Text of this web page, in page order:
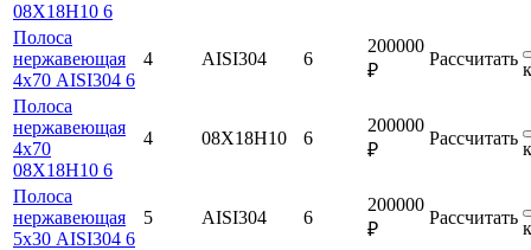
08Х18Н10 6
Полоса
нержавеющая
4х70 AISI304 6
4 AISI304 6
200000
₽
Рассчитать
Полоса
нержавеющая
4х70
08Х18Н10 6
4 08Х18Н10 6
200000
₽
Рассчитать
Полоса
нержавеющая
5х30 AISI304 6
5 AISI304 6
200000
₽
Рассчитать